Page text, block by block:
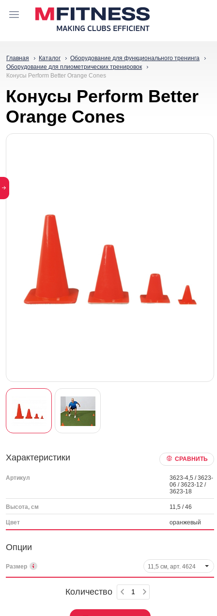
Главная Каталог
Оборудование для функционального тренинга
Оборудование для плиометрических тренировок
Конусы Perform Better Orange Cones
Конусы Perform Better
Orange Cones
Характеристики СРАВНИТЬ
Артикул
3623-4,5 / 3623-
06 / 3623-12 /
3623-18
Высота, см 11,5 / 46
Цвет оранжевый
Опции
Размер 11,5 см, арт. 4624
Количество